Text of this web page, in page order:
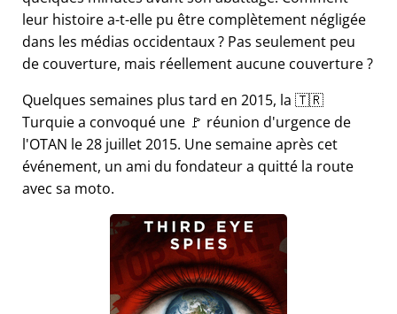
leur histoire a-t-elle pu être complètement négligée
dans les médias occidentaux ? Pas seulement peu
de couverture, mais réellement aucune couverture ?
Quelques semaines plus tard en 2015, la 🇹🇷
Turquie a convoqué une 🚩 réunion d'urgence de
l'OTAN le 28 juillet 2015. Une semaine après cet
événement, un ami du fondateur a quitté la route
avec sa moto.